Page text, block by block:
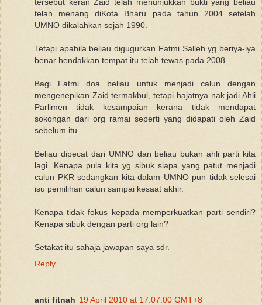
telah menang diKota Bharu pada tahun 2004 setelah
UMNO dikalahkan sejah 1990.
Tetapi apabila beliau digugurkan Fatmi Salleh yg beriya-iya
benar hendakkan tempat itu telah tewas pada 2008.
Bagi Fatmi doa beliau untuk menjadi calun dengan
mengenepikan Zaid termakbul, tetapi hajatnya nak jadi Ahli
Parlimen tidak kesampaian kerana tidak mendapat
sokongan dari org ramai seperti yang didapati oleh Zaid
sebelum itu.
Beliau dipecat dari UMNO dan beliau bukan ahli parti kita
lagi. Kenapa pula kita yg sibuk siapa yang patut menjadi
calun PKR sedangkan kita dalam UMNO pun tidak selesai
isu pemilihan calun sampai kesaat akhir.
Kenapa tidak fokus kepada memperkuatkan parti sendiri?
Kenapa sibuk dengan parti org lain?
Setakat itu sahaja jawapan saya sdr.
Reply
anti fitnah 19 April 2010 at 17:07:00 GMT+8